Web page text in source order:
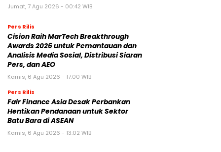
Jumat, 7 Agu 2026 - 00:42 WIB
Pers Rilis
Cision Raih MarTech Breakthrough
Awards 2026 untuk Pemantauan dan
Analisis Media Sosial, Distribusi Siaran
Pers, dan AEO
Kamis, 6 Agu 2026 - 17:00 WIB
Pers Rilis
Fair Finance Asia Desak Perbankan
Hentikan Pendanaan untuk Sektor
Batu Bara di ASEAN
Kamis, 6 Agu 2026 - 13:02 WIB